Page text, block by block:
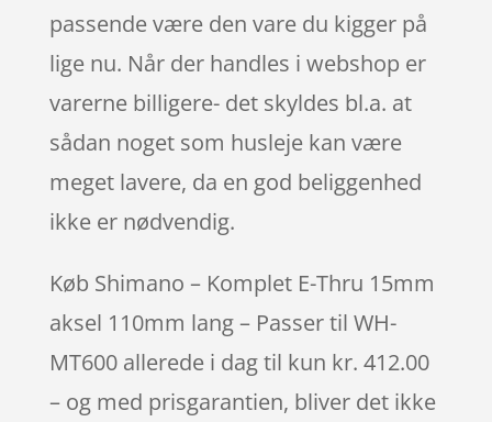
passende være den vare du kigger på
lige nu. Når der handles i webshop er
varerne billigere- det skyldes bl.a. at
sådan noget som husleje kan være
meget lavere, da en god beliggenhed
ikke er nødvendig.
Køb Shimano – Komplet E-Thru 15mm
aksel 110mm lang – Passer til WH-
MT600 allerede i dag til kun kr. 412.00
– og med prisgarantien, bliver det ikke